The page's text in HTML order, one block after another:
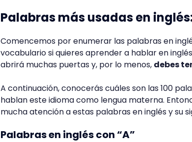
Palabras más usadas en
Comencemos por enumerar las palabras en
vocabulario si quieres aprender a hablar en
abrirá muchas puertas y, por lo menos, debes
A continuación, conocerás cuáles son las 100
hablan este idioma como lengua materna.
mucha atención a estas palabras en inglés y su
Palabras en inglés con “A”